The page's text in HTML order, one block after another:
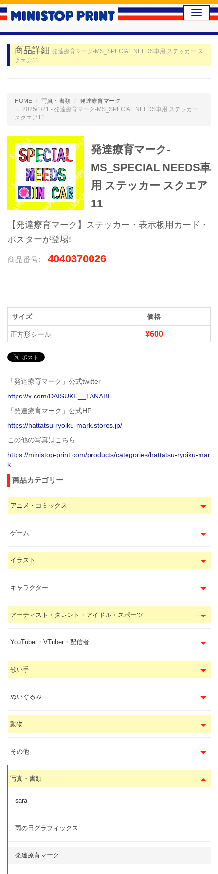
Toggle
商品詳細 発達療育マーク-MS_SPECIAL NEEDS車用 ステッカー ス
クエア11
HOME 写真・書類
発達療育マーク
2025/1/21 - 発達療育マーク-MS_SPECIAL NEEDS車用 ステッカー
スクエア11
発達療育マーク-
MS_SPECIAL NEEDS車
用 ステッカー スクエア
11
【発達療育マーク】ステッカー・表示板用カード・
ポスターが登場!
商品番号: 4040370026
サイズ 価格
正方形シール ¥600
「発達療育マーク」公式twitter
https://x.com/DAISUKE__TANABE
「発達療育マーク」公式HP
https://hattatsu-ryoiku-mark.stores.jp/
この他の写真はこちら
https://ministop-print.com/products/categories/hattatsu-ryoiku-mar
k
商品カテゴリー
アニメ・コミックス
ゲーム
イラスト
キャラクター
アーティスト・タレント・アイドル・スポーツ
YouTuber・VTuber・配信者
歌い手
ぬいぐるみ
動物
その他
写真・書類
sara
雨の日グラフィックス
発達療育マーク